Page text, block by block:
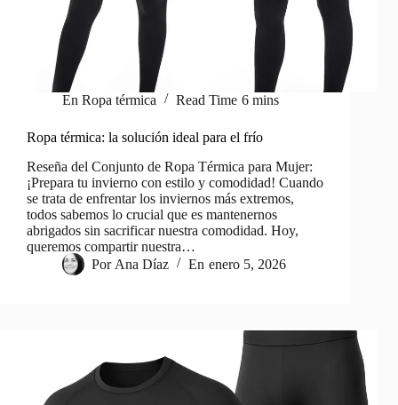
En Ropa térmica Read Time 6 mins
Ropa térmica: la solución ideal para el frío
Reseña del Conjunto de Ropa Térmica para Mujer:
¡Prepara tu invierno con estilo y comodidad! Cuando
se trata de enfrentar los inviernos más extremos,
todos sabemos lo crucial que es mantenernos
abrigados sin sacrificar nuestra comodidad. Hoy,
queremos compartir nuestra…
Por Ana Díaz En enero 5, 2026